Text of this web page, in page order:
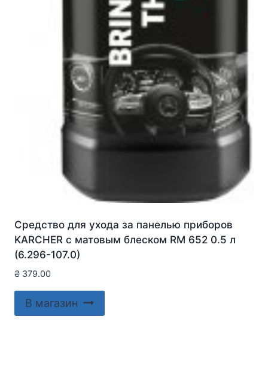
Средство для ухода за панелью приборов
KARCHER с матовым блеском RM 652 0.5 л
(6.296-107.0)
₴ 379.00
В магазин